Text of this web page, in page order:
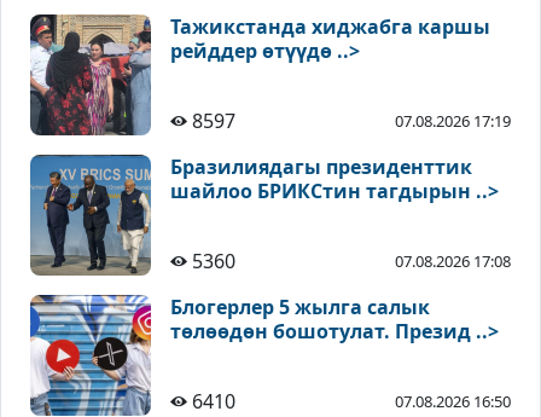
Тажикстанда хиджабга каршы
рейддер өтүүдө ..>
8597 07.08.2026 17:19
Бразилиядагы президенттик
шайлоо БРИКСтин тагдырын ..>
5360 07.08.2026 17:08
Блогерлер 5 жылга салык
төлөөдөн бошотулат. Презид ..>
6410 07.08.2026 16:50